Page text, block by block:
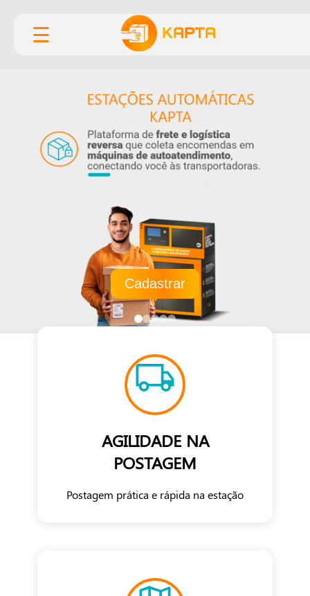
☰
Cadastrar
AGILIDADE NA
POSTAGEM
Postagem prática e rápida na estação